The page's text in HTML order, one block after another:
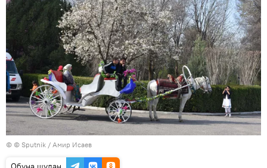
© © Sputnik / Амир Исаев